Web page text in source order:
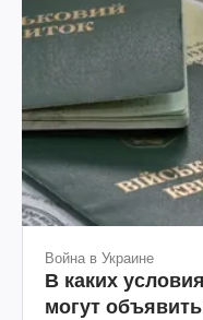
Война в Украине
В каких
могут